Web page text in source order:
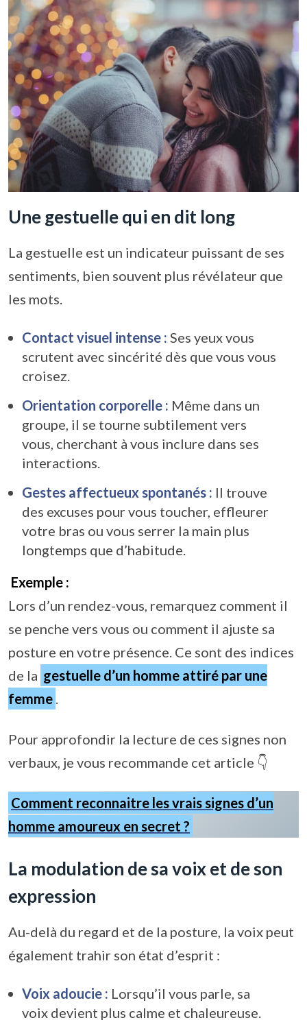
Une gestuelle qui en dit long
La gestuelle est un indicateur puissant de ses
sentiments, bien souvent plus révélateur que
les mots.
Contact visuel intense : Ses yeux vous
scrutent avec sincérité dès que vous vous
croisez.
Orientation corporelle : Même dans un
groupe, il se tourne subtilement vers
vous, cherchant à vous inclure dans ses
interactions.
Gestes affectueux spontanés : Il trouve
des excuses pour vous toucher, effleurer
votre bras ou vous serrer la main plus
longtemps que d’habitude.
Exemple :
Lors d’un rendez-vous, remarquez comment il
se penche vers vous ou comment il ajuste sa
posture en votre présence. Ce sont des indices
de la gestuelle d’un homme attiré par une
femme .
Pour approfondir la lecture de ces signes non
verbaux, je vous recommande cet article 👇
Comment reconnaitre les vrais signes d’un
homme amoureux en secret ?
La modulation de sa voix et de son
expression
Au-delà du regard et de la posture, la voix peut
également trahir son état d’esprit :
Voix adoucie : Lorsqu’il vous parle, sa
voix devient plus calme et chaleureuse.